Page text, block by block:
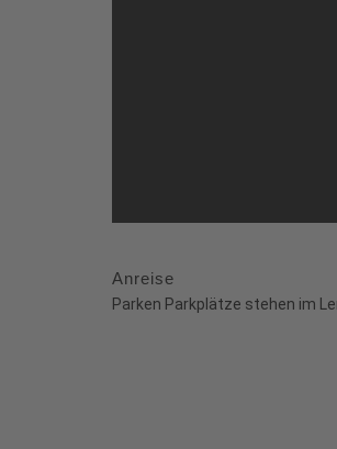
Anreise
Parken Parkplätze stehen im